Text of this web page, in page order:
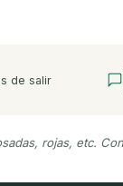
de salir
rojas, etc.